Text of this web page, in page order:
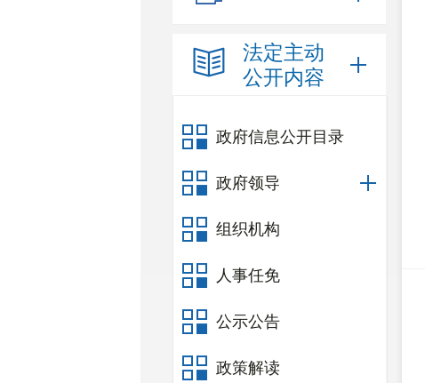
法定主动
公开内容
政府信息公开目录
政府领导
组织机构
人事任免
公示公告
政策解读